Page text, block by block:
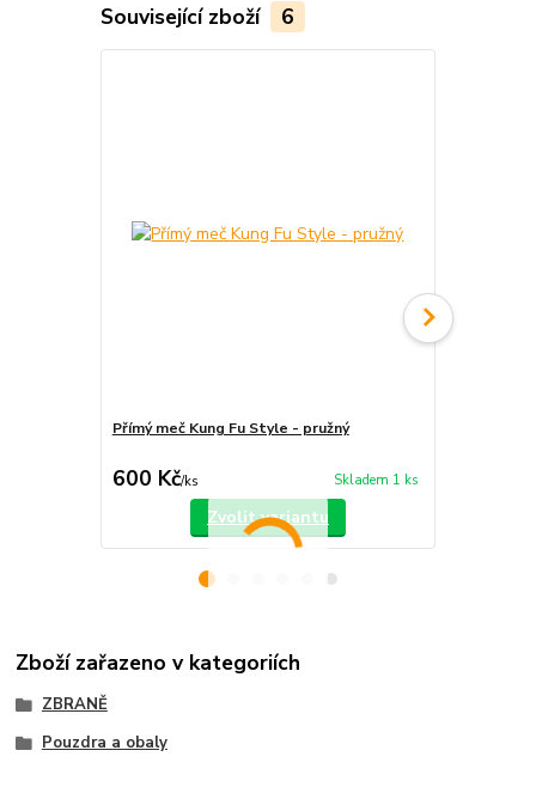
Související zboží 6
Přímý meč Kung Fu Style - pružný
600 Kč/ks Skladem 1 ks
Zvolit variantu
Zboží zařazeno v kategoriích
ZBRANĚ
Pouzdra a obaly